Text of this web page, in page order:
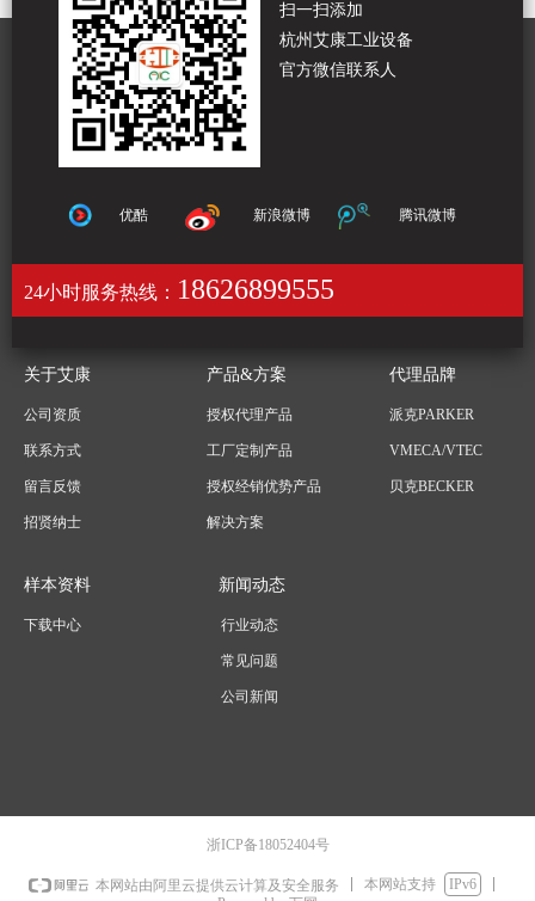
腾讯微博
优酷 新浪微博
扫一扫添加
杭州艾康工业设备
官方微信联系人
24小时服务热线： 18626899555
公司资质
联系方式
留言反馈
招贤纳士
关于艾康
授权代理产品
工厂定制产品
授权经销优势产品
解决方案
产品&方案
派克PARKER
VMECA/VTEC
贝克BECKER
代理品牌
下载中心
样本资料 新闻动态
行业动态
常见问题
公司新闻
浙ICP备18052404号
本网站由阿里云提供云计算及安全服务 本网站支持
IPv6